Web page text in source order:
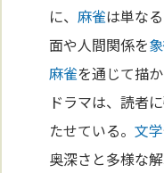
に、麻雀は単な
面や人間関係を
麻雀を通じて描
ドラマは、読者
たせている。文学
奥深さと多様な